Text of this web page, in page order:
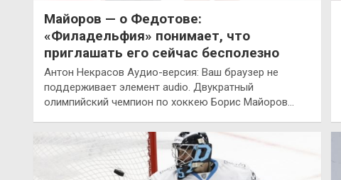
Майоров — о Федотове:
«Филадельфия» понимает, что
приглашать его сейчас бесполезно
Антон Некрасов Аудио-версия: Ваш браузер не
поддерживает элемент audio. Двукратный
олимпийский чемпион по хоккею Борис Майоров…